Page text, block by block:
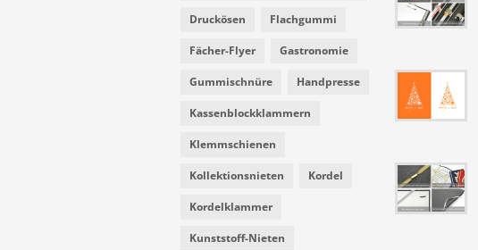
Druckösen Flachgummi
Fächer-Flyer Gastronomie
Gummischnüre Handpresse
Kassenblockklammern
Klemmschienen
Kollektionsnieten Kordel
Kordelklammer
Kunststoff-Nieten